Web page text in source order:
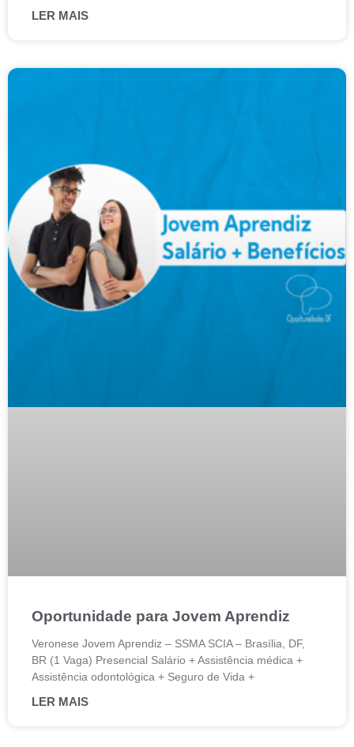
LER MAIS
Oportunidade para Jovem Aprendiz
Veronese Jovem Aprendiz – SSMA SCIA – Brasília, DF,
BR (1 Vaga) Presencial Salário + Assistência médica +
Assistência odontológica + Seguro de Vida +
LER MAIS